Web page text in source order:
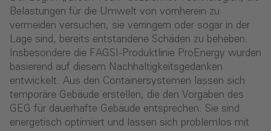
Belastungen für die Umwelt von vornherein zu
vermeiden versuchen, sie verringern oder sogar in der
Lage sind, bereits entstandene Schäden zu beheben.
Insbesondere die FAGSI-Produktlinie ProEnergy wurden
basierend auf diesem Nachhaltigkeitsgedanken
entwickelt. Aus den Containersystemen lassen sich
temporäre Gebäude erstellen, die den Vorgaben des
GEG für dauerhafte Gebäude entsprechen. Sie sind
energetisch optimiert und lassen sich problemlos mit